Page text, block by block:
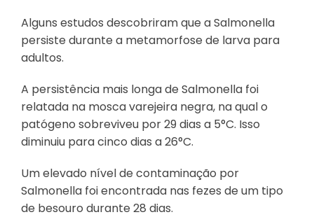
Alguns estudos descobriram que a Salmonella
persiste durante a metamorfose de larva para
adultos.
A persistência mais longa de Salmonella foi
relatada na mosca varejeira negra, na qual o
patógeno sobreviveu por 29 dias a 5°C. Isso
diminuiu para cinco dias a 26°C.
Um elevado nível de contaminação por
Salmonella foi encontrada nas fezes de um tipo
de besouro durante 28 dias.